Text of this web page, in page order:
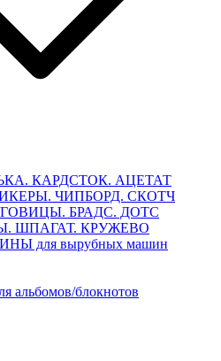
КАРДСТОК. АЦЕТАТ
ЧИПБОРД. СКОТЧ
БРАДС. ДОТС
ШПАГАТ. КРУЖЕВО
для вырубных машин
блокнотов